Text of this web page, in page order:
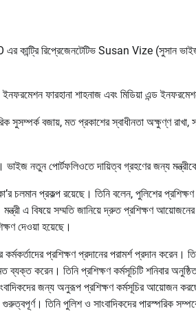
এর কান্ট্রি রিপ্রেজেনটেটিভ Susan Vize (সুসান
ফারহানা শাহনাজ এবং মিডিয়া এন্ড
বজায়, মত প্রকাশের স্বাধীনতা অক্ষুণ্ণ রাখা,
ভাইজ নতুন পোর্টফলিওতে দায়িত্ব গ্রহণের জন্য
চলমান প্রকল্প রয়েছে। তিনি বলেন, পুলিশের
এ বিষয়ে সম্মতি জানিয়ে দ্রুত প্রশিক্ষণ আয়োজনের
দেওয়া হয়েছে।
প্রশিক্ষণ প্রদানের পরামর্শ প্রদান করেন।
করেন। তিনি প্রশিক্ষণ কর্মসূচিটি শনিবার
জন্য অনুরূপ প্রশিক্ষণ কর্মসূচির আয়োজন
গুরুত্বপূর্ণ। তিনি পুলিশ ও সাংবাদিকদের পারস্পরিক